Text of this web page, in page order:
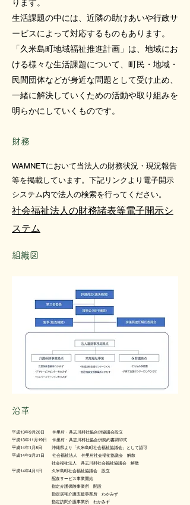
ります。
生活課題の中には、近隣の助けあいや行政サ
ービスによって対応するものもあります。
「久米島町地域福祉推進計画」は、地域にお
ける様々な生活課題について、町民・地域・
民間団体などが身近な問題として受け止め、
一緒に解決していくための活動や取り組みを
明らかにしていくものです。
財務
WAMNETにおいて当法人の財務状況・現況報告
等を掲載しています。下記リンクより電子開示
システム内で法人の検索を行ってください。
社会福祉法人の財務諸表等電子開示シ
ステム
組織図
沿革
平成13年9月20日 仲里村・具志川村社協合併協議会設立
平成13年11月19日 仲里村・具志川村社協合併契約書調印式
平成14年1月8日 沖縄県より「久米島町社会福祉協議会」として認可
平成14年3月31日 社会福祉法人 仲里村社会福祉協議会 解散
社会福祉法人 具志川村社会福祉協議会 解散
平成14年4月1日 久米島町社会福祉協議会 設立
配食サービス事業開始
指定介護保険事業所 開設
指定居宅介護支援事業所 わかみず
指定訪問介護事業所 わかみず